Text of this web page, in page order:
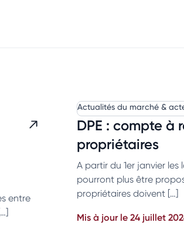
entre
Actualités du marché &
DPE : compte à
propriétaires
A partir du 1er janvier
pourront plus être
propriétaires doivent […]
Mis à jour le 24 juillet